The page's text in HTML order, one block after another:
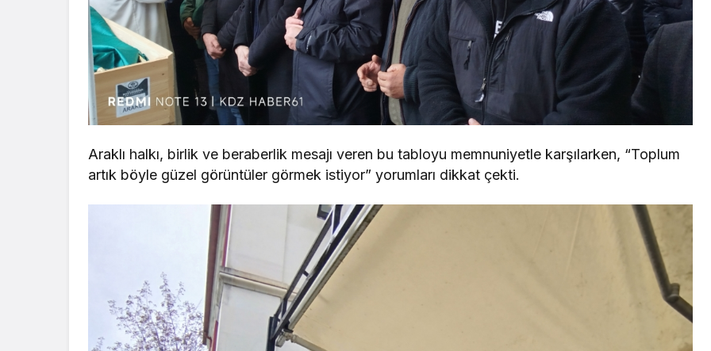
Araklı halkı, birlik ve beraberlik mesajı veren bu tabloyu memnuniyetle karşılarken, “Toplum
artık böyle güzel görüntüler görmek istiyor” yorumları dikkat çekti.